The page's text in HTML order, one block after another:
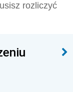
rozliczyć